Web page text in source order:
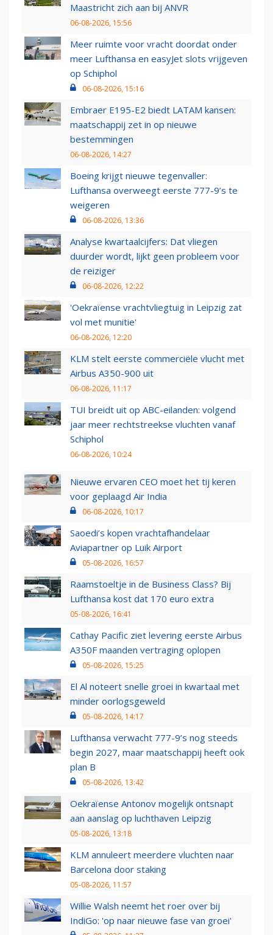
Maastricht zich aan bij ANVR
06-08-2026, 15:56
Meer ruimte voor vracht doordat onder
meer Lufthansa en easyJet slots vrijgeven
op Schiphol
06-08-2026, 15:16
Embraer E195-E2 biedt LATAM kansen:
maatschappij zet in op nieuwe
bestemmingen
06-08-2026, 14:27
Boeing krijgt nieuwe tegenvaller:
Lufthansa overweegt eerste 777-9’s te
weigeren
06-08-2026, 13:36
Analyse kwartaalcijfers: Dat vliegen
duurder wordt, lijkt geen probleem voor
de reiziger
06-08-2026, 12:22
'Oekraïense vrachtvliegtuig in Leipzig zat
vol met munitie'
06-08-2026, 12:20
KLM stelt eerste commerciële vlucht met
Airbus A350-900 uit
06-08-2026, 11:17
TUI breidt uit op ABC-eilanden: volgend
jaar meer rechtstreekse vluchten vanaf
Schiphol
06-08-2026, 10:24
Nieuwe ervaren CEO moet het tij keren
voor geplaagd Air India
06-08-2026, 10:17
Saoedi’s kopen vrachtafhandelaar
Aviapartner op Luik Airport
05-08-2026, 16:57
Raamstoeltje in de Business Class? Bij
Lufthansa kost dat 170 euro extra
05-08-2026, 16:41
Cathay Pacific ziet levering eerste Airbus
A350F maanden vertraging oplopen
05-08-2026, 15:25
El Al noteert snelle groei in kwartaal met
minder oorlogsgeweld
05-08-2026, 14:17
Lufthansa verwacht 777-9’s nog steeds
begin 2027, maar maatschappij heeft ook
plan B
05-08-2026, 13:42
Oekraïense Antonov mogelijk ontsnapt
aan aanslag op luchthaven Leipzig
05-08-2026, 13:18
KLM annuleert meerdere vluchten naar
Barcelona door staking
05-08-2026, 11:57
Willie Walsh neemt het roer over bij
IndiGo: 'op naar nieuwe fase van groei'